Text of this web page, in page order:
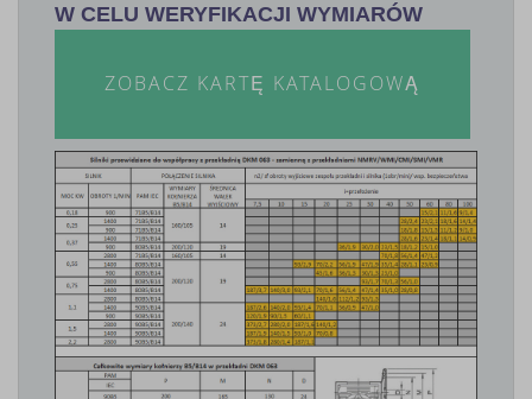
W CELU WERYFIKACJI WYMIARÓW
ZOBACZ KARTĘ KATALOGOWĄ